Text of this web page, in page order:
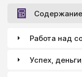
Содержание
Работа над
Успех,